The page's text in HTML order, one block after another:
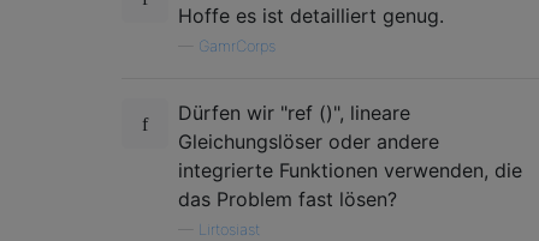
Hoffe es ist detailliert genug.
GamrCorps
Dürfen wir "ref ()", lineare
Gleichungslöser oder andere
integrierte Funktionen verwenden, die
das Problem fast lösen?
Lirtosiast